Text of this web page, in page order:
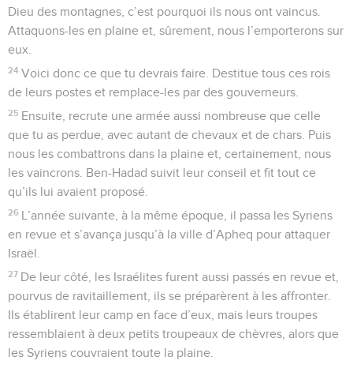
Dieu des montagnes, c’est pourquoi ils nous ont vaincus.
Attaquons-les en plaine et, sûrement, nous l’emporterons sur
eux.
24 Voici donc ce que tu devrais faire. Destitue tous ces rois
de leurs postes et remplace-les par des gouverneurs.
25 Ensuite, recrute une armée aussi nombreuse que celle
que tu as perdue, avec autant de chevaux et de chars. Puis
nous les combattrons dans la plaine et, certainement, nous
les vaincrons. Ben-Hadad suivit leur conseil et fit tout ce
qu’ils lui avaient proposé.
26 L’année suivante, à la même époque, il passa les Syriens
en revue et s’avança jusqu’à la ville d’Apheq pour attaquer
Israël.
27 De leur côté, les Israélites furent aussi passés en revue et,
pourvus de ravitaillement, ils se préparèrent à les affronter.
Ils établirent leur camp en face d’eux, mais leurs troupes
ressemblaient à deux petits troupeaux de chèvres, alors que
les Syriens couvraient toute la plaine.